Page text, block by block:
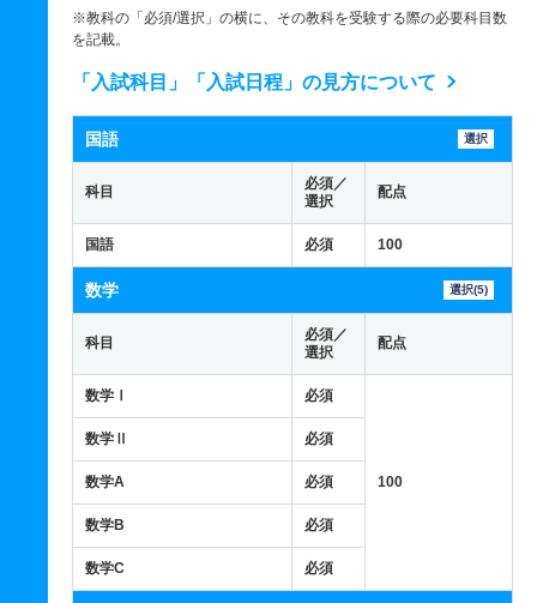
※教科の「必須/選択」の横に、その教科を受験する際の必要科目数
を記載。
「入試科目」「入試日程」の見方について
国語 選択
科目
必須／
選択
配点
国語 必須 100
数学 選択(5)
科目
必須／
選択
配点
数学Ⅰ 必須
100
数学Ⅱ 必須
数学A 必須
数学B 必須
数学C 必須